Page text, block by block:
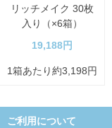
リッチメイク 30枚
入り（×6箱）
19,188円
1箱あたり約3,198円
ご利用について